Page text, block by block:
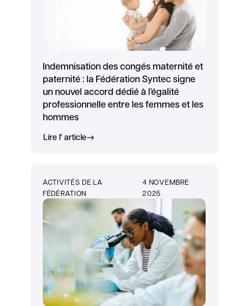
Indemnisation des congés maternité et
paternité : la Fédération Syntec signe
un nouvel accord dédié à l’égalité
professionnelle entre les femmes et les
hommes
Lire l' article
ACTIVITÉS DE LA
FÉDÉRATION
4 NOVEMBRE
2025